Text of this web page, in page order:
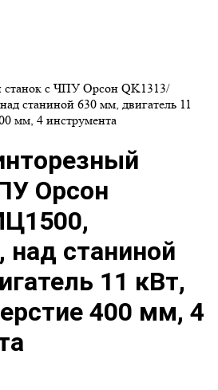
станок с ЧПУ Орсон QK1313/
станиной 630 мм, двигатель 11
мм, 4 инструмента
Орсон
над станиной
11 кВт,
400 мм, 4